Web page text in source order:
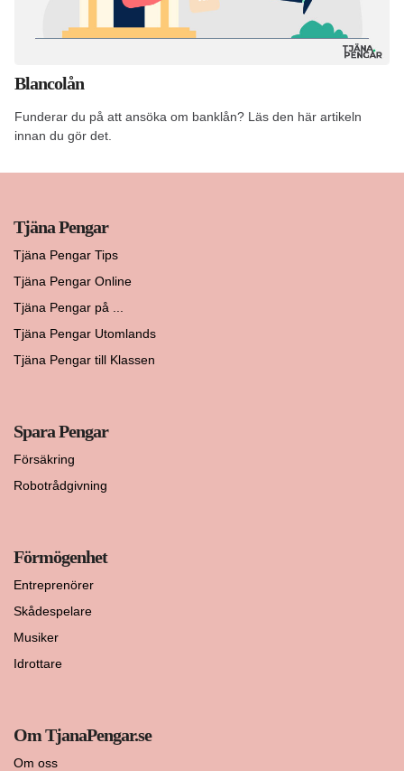
Blancolån
Funderar du på att ansöka om banklån? Läs den här artikeln
innan du gör det.
Tjäna Pengar
Tjäna Pengar Tips
Tjäna Pengar Online
Tjäna Pengar på ...
Tjäna Pengar Utomlands
Tjäna Pengar till Klassen
Spara Pengar
Försäkring
Robotrådgivning
Förmögenhet
Entreprenörer
Skådespelare
Musiker
Idrottare
Om TjanaPengar.se
Om oss